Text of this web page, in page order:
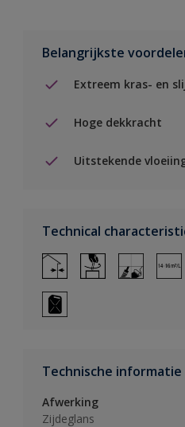
Belangrijkste
Extreem kras- en
Hoge dekkracht
Uitstekende
Technical
Technische informatie
Afwerking
Zijdeglans